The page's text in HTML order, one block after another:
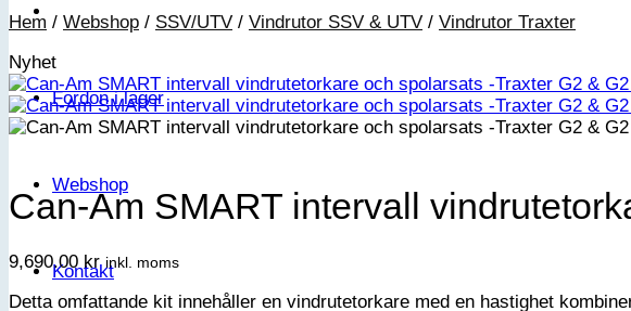
Fordon i lager
Webshop
Kontakt
Hem / Webshop / SSV/UTV / Vindrutor SSV & UTV / Vindrutor Traxter
Nyhet
Can-Am SMART intervall
9,690.00 kr inkl. moms
Detta omfattande kit innehåller en vindrutetorkare med en hastighet